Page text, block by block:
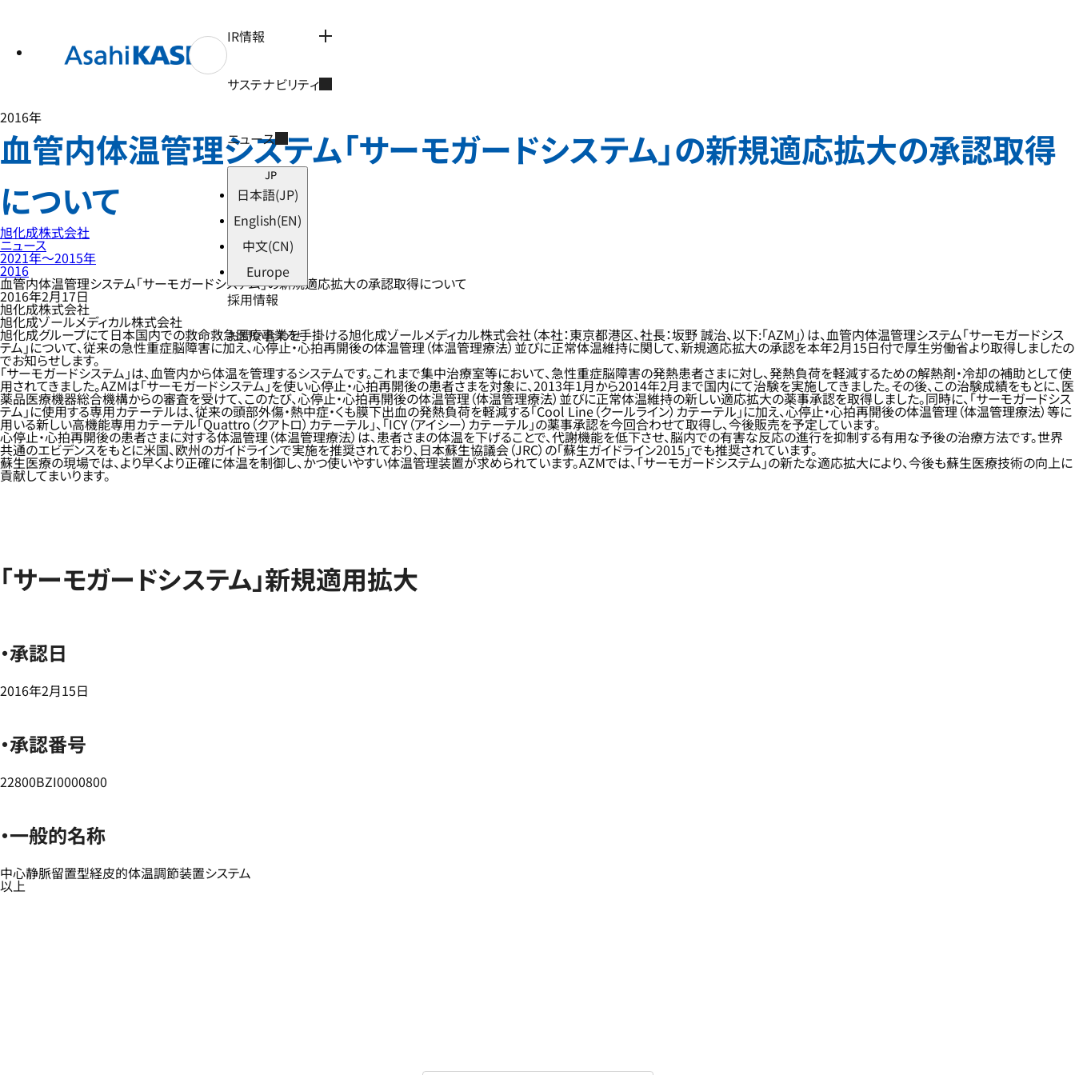
IR情報
サステナビリティ
ニュース
JP
日本語(JP)
English(EN)
中文(CN)
Europe
採用情報
お問い合わせ
2016年
血管内体温管理システム「サーモガードシステム」の新規適応拡大の承認取得
について
旭化成株式会社
ニュース
2021年〜2015年
2016
血管内体温管理システム「サーモガードシステム」の新規適応拡大の承認取得について
2016年2月17日
旭化成株式会社
旭化成ゾールメディカル株式会社
旭化成グループにて日本国内での救命救急医療事業を手掛ける旭化成ゾールメディカル株式会社（本社：東京都港区、社長：坂野 誠治、以下:「AZM」）は、血管内体温管理システム「サーモガードシス
テム」について、従来の急性重症脳障害に加え、心停止・心拍再開後の体温管理（体温管理療法）並びに正常体温維持に関して、新規適応拡大の承認を本年2月15日付で厚生労働省より取得しましたの
でお知らせします。
「サーモガードシステム」は、血管内から体温を管理するシステムです。これまで集中治療室等において、急性重症脳障害の発熱患者さまに対し、発熱負荷を軽減するための解熱剤・冷却の補助として使
用されてきました。AZMは「サーモガードシステム」を使い心停止・心拍再開後の患者さまを対象に、2013年1月から2014年2月まで国内にて治験を実施してきました。その後、この治験成績をもとに、医
薬品医療機器総合機構からの審査を受けて、このたび、心停止・心拍再開後の体温管理（体温管理療法）並びに正常体温維持の新しい適応拡大の薬事承認を取得しました。同時に、「サーモガードシス
テム」に使用する専用カテーテルは、従来の頭部外傷・熱中症・くも膜下出血の発熱負荷を軽減する「Cool Line（クールライン）カテーテル」に加え、心停止・心拍再開後の体温管理（体温管理療法）等に
用いる新しい高機能専用カテーテル「Quattro（クアトロ）カテーテル」、「ICY（アイシー）カテーテル」の薬事承認を今回合わせて取得し、今後販売を予定しています。
心停止・心拍再開後の患者さまに対する体温管理（体温管理療法）は、患者さまの体温を下げることで、代謝機能を低下させ、脳内での有害な反応の進行を抑制する有用な予後の治療方法です。世界
共通のエビデンスをもとに米国、欧州のガイドラインで実施を推奨されており、日本蘇生協議会（JRC）の「蘇生ガイドライン2015」でも推奨されています。
蘇生医療の現場では、より早くより正確に体温を制御し、かつ使いやすい体温管理装置が求められています。AZMでは、「サーモガードシステム」の新たな適応拡大により、今後も蘇生医療技術の向上に
貢献してまいります。
「サーモガードシステム」新規適用拡大
・承認日
2016年2月15日
・承認番号
22800BZI0000800
・一般的名称
中心静脈留置型経皮的体温調節装置システム
以上